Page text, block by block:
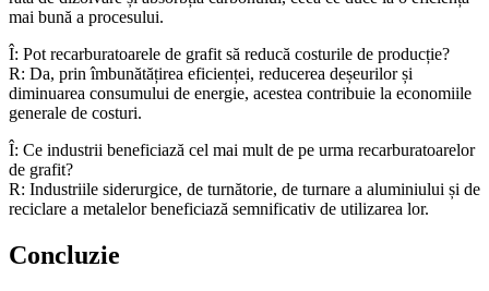
mai bună a procesului.
Î: Pot recarburatoarele de grafit să reducă costurile de producție?
R: Da, prin îmbunătățirea eficienței, reducerea deșeurilor și
diminuarea consumului de energie, acestea contribuie la economiile
generale de costuri.
Î: Ce industrii beneficiază cel mai mult de pe urma recarburatoarelor
de grafit?
R: Industriile siderurgice, de turnătorie, de turnare a aluminiului și de
reciclare a metalelor beneficiază semnificativ de utilizarea lor.
Concluzie